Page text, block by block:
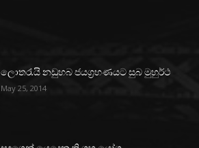
ලොතරැයි නඩුහබ ජයග්‍රහණයට සුබ මුහුර්ථ
May 25, 2014